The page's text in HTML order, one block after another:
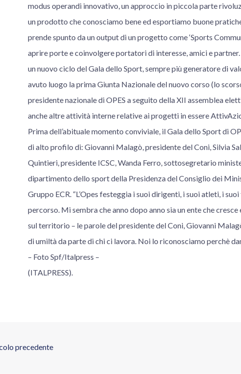
modus operandi innovativo, un approccio in piccola parte
un prodotto che conosciamo bene ed esportiamo buone
prende spunto da un output di un progetto come ‘Sports
aprire porte e coinvolgere portatori di interesse, amici e
un nuovo ciclo del Gala dello Sport, sempre più generatore di
avuto luogo la prima Giunta Nazionale del nuovo corso (lo
presidente nazionale di OPES a seguito della XII assemblea
anche altre attività interne relative ai progetti in essere
Prima dell’abituale momento conviviale, il Gala dello Sport di
di alto profilo di: Giovanni Malagò, presidente del Coni, Silvia
Quintieri, presidente ICSC, Wanda Ferro, sottosegretario
dipartimento dello sport della Presidenza del Consiglio dei
Gruppo ECR. “L’Opes festeggia i suoi dirigenti, i suoi atleti, i
percorso. Mi sembra che anno dopo anno sia un ente che
sul territorio – le parole del presidente del Coni, Giovanni
di umiltà da parte di chi ci lavora. Noi lo riconosciamo perchè
– Foto Spf/Italpress –
(ITALPRESS).
precedente